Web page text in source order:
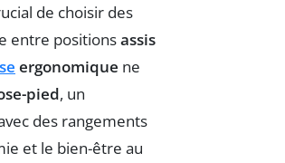
de choisir des
entre positionsassis
ergonomique ne
pied, un
des rangements
et le bien-être au